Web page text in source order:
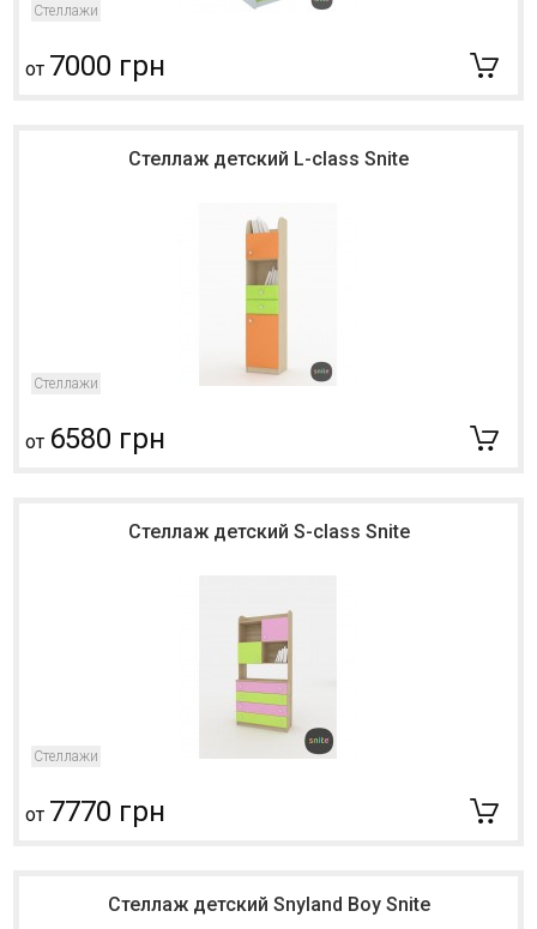
Стеллажи
от 7000 грн
Стеллаж детский L-class Snite
Стеллажи
от 6580 грн
Стеллаж детский S-class Snite
Стеллажи
от 7770 грн
Стеллаж детский Snyland Boy Snite